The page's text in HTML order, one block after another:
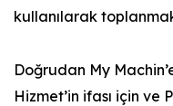
kullanılarak
Doğrudan My
Hizmet’in ifası için ve